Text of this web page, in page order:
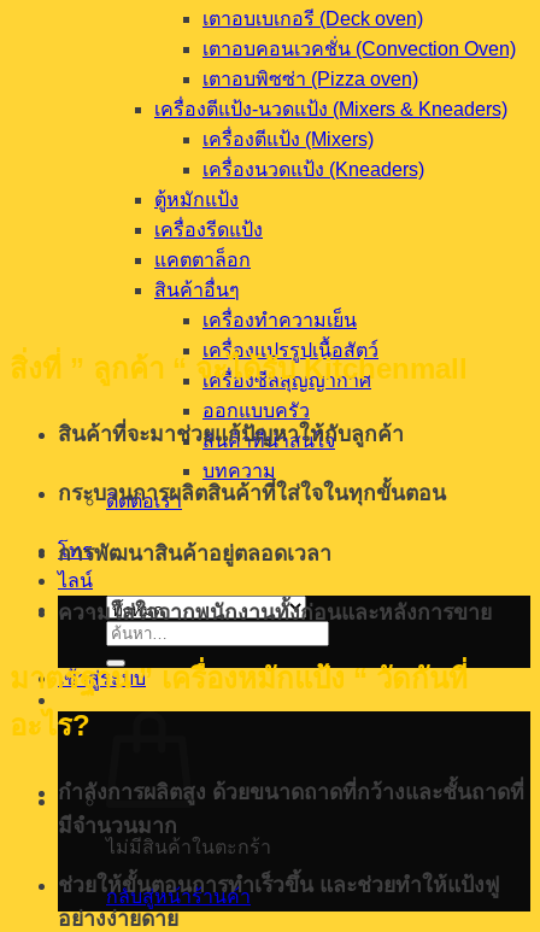
เตาอบเบเกอรี (Deck oven)
เตาอบคอนเวคชั่น (Convection Oven)
เตาอบพิซซ่า (Pizza oven)
เครื่องตีแป้ง-นวดแป้ง (Mixers & Kneaders)
เครื่องตีแป้ง (Mixers)
เครื่องนวดแป้ง (Kneaders)
ตู้หมักแป้ง
เครื่องรีดแป้ง
แคตตาล็อก
สินค้าอื่นๆ
เครื่องทำความเย็น
เครื่องแปรรูปเนื้อสัตว์
เครื่องซีลสุญญากาศ
ออกแบบครัว
สินค้าที่น่าสนใจ
บทความ
ติดต่อเรา
โทร
ไลน์
ค้นหา:
เข้าสู่ระบบ
ไม่มีสินค้าในตะกร้า
กลับสู่หน้าร้านค้า
สิ่งที่ ” ลูกค้า “ จะได้รับKitchenmall
สินค้าที่จะมาช่วยแก้ปัญหาให้กับลูกค้า
กระบวนการผลิตสินค้าที่ใส่ใจในทุกขั้นตอน
การพัฒนาสินค้าอยู่ตลอดเวลา
ความใส่ใจจากพนักงานทั้งก่อนและหลังการขาย
มาตรฐาน ” เครื่องหมักแป้ง “ วัดกันที่
อะไร?
กำลังการผลิตสูง ด้วยขนาดถาดที่กว้างและชั้นถาดที่
มีจำนวนมาก
ช่วยให้ขั้นตอนการทำเร็วขึ้น และช่วยทำให้แป้งฟู
อย่างง่ายดาย